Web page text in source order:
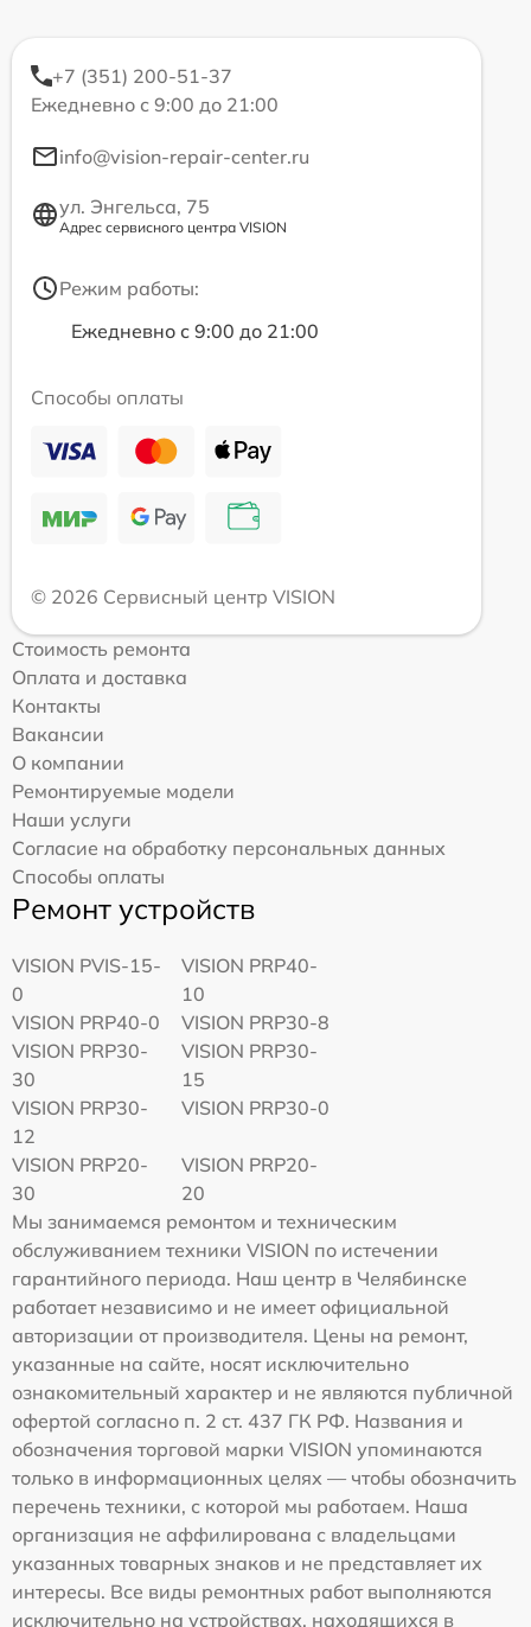
+7 (351) 200-51-37
Ежедневно с 9:00 до 21:00
info@vision-repair-center.ru
ул. Энгельса, 75
Адрес сервисного центра VISION
Режим работы:
Ежедневно с 9:00 до 21:00
Способы оплаты
© 2026 Сервисный центр VISION
Стоимость ремонта
Оплата и доставка
Контакты
Вакансии
О компании
Ремонтируемые модели
Наши услуги
Согласие на обработку персональных данных
Способы оплаты
Ремонт устройств
VISION PVIS-15-
0
VISION PRP40-
10
VISION PRP40-0
VISION PRP30-8
VISION PRP30-
30
VISION PRP30-
15
VISION PRP30-
12
VISION PRP30-0
VISION PRP20-
30
VISION PRP20-
20
Мы занимаемся ремонтом и техническим
обслуживанием техники VISION по истечении
гарантийного периода. Наш центр в Челябинске
работает независимо и не имеет официальной
авторизации от производителя. Цены на ремонт,
указанные на сайте, носят исключительно
ознакомительный характер и не являются публичной
офертой согласно п. 2 ст. 437 ГК РФ. Названия и
обозначения торговой марки VISION упоминаются
только в информационных целях — чтобы обозначить
перечень техники, с которой мы работаем. Наша
организация не аффилирована с владельцами
указанных товарных знаков и не представляет их
интересы. Все виды ремонтных работ выполняются
исключительно на устройствах, находящихся в